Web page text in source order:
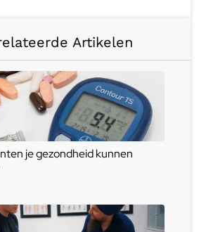
Artikelen
je gezondheid kunnen